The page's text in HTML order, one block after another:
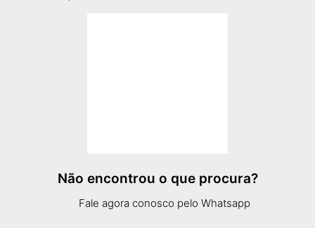
Não encontrou o que procura?
Fale agora conosco pelo Whatsapp